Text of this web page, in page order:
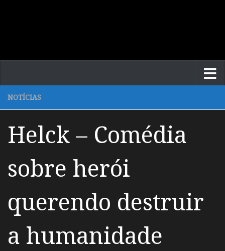
NOTÍCIAS
Helck – Comédia
sobre herói
querendo destruir
a humanidade